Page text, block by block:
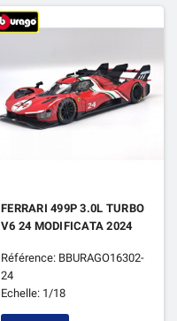
FERRARI 499P 3.0L TURBO
V6 24 MODIFICATA 2024
Référence: BBURAGO16302-
24
Echelle: 1/18